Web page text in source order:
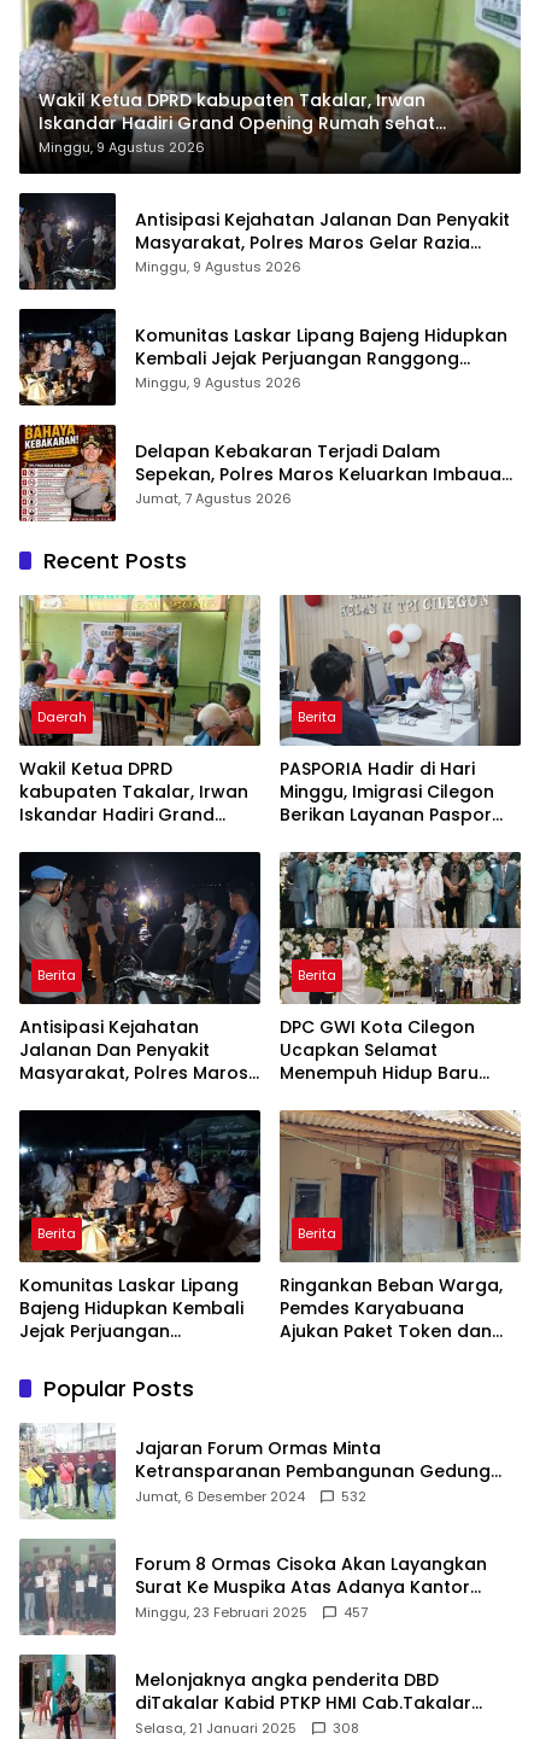
Wakil Ketua DPRD kabupaten Takalar, Irwan
Iskandar Hadiri Grand Opening Rumah sehat
Pertama di Takalar, Melayani Terapis Gratis untuk
Pasien Dhuafa dan umum.
Minggu, 9 Agustus 2026
Antisipasi Kejahatan Jalanan Dan Penyakit
Masyarakat, Polres Maros Gelar Razia
Operasi Cipta Kondusif
Minggu, 9 Agustus 2026
Komunitas Laskar Lipang Bajeng Hidupkan
Kembali Jejak Perjuangan Ranggong
Daeng Romo, Wabup Takalar: Apresiasi
Minggu, 9 Agustus 2026
Delapan Kebakaran Terjadi Dalam
Sepekan, Polres Maros Keluarkan Imbauan
kepada Masyarakat
Jumat, 7 Agustus 2026
Recent Posts
Daerah
Wakil Ketua DPRD
kabupaten Takalar, Irwan
Iskandar Hadiri Grand
Pertama di Takalar,
Melayani Terapis Gratis
untuk Pasien Dhuafa dan
umum.
Berita
PASPORIA Hadir di Hari
Minggu, Imigrasi Cilegon
Berikan Layanan Paspor
Gratis
Berita
Antisipasi Kejahatan
Jalanan Dan Penyakit
Masyarakat, Polres Maros
Kondusif
Berita
DPC GWI Kota Cilegon
Ucapkan Selamat
Menempuh Hidup Baru
Tuanku Ihza Kemalsya
Damanik
Berita
Komunitas Laskar Lipang
Bajeng Hidupkan Kembali
Jejak Perjuangan
Wabup Takalar: Apresiasi
Bahwa Sejarah Adalah
Warisan yang Tak Ternilai”.
Berita
Ringankan Beban Warga,
Pemdes Karyabuana
Ajukan Paket Token dan
Popular Posts
Jajaran Forum Ormas Minta
Ketransparanan Pembangunan Gedung
Damkar Di Kecamatan Cisoka
Jumat, 6 Desember 2024 532
Forum 8 Ormas Cisoka Akan Layangkan
Surat Ke Muspika Atas Adanya Kantor
Matel di Cisoka
Minggu, 23 Februari 2025 457
Melonjaknya angka penderita DBD
diTakalar Kabid PTKP HMI Cab.Takalar
angkat bicara
Selasa, 21 Januari 2025 308